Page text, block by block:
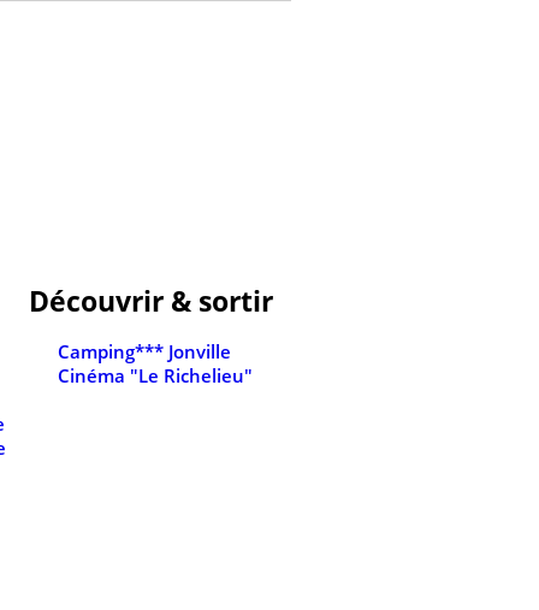
Découvrir & sortir
Camping*** Jonville
Cinéma "Le Richelieu"